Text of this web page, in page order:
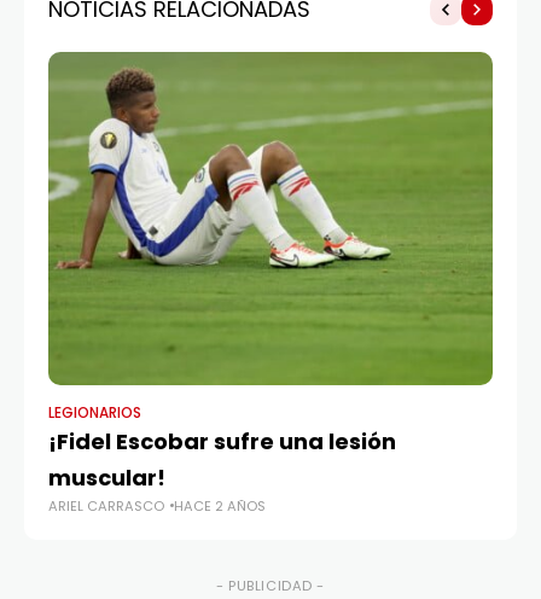
NOTICIAS RELACIONADAS
LEGIONARIOS
¡Fidel Escobar sufre una lesión
muscular!
ARIEL CARRASCO HACE 2 AÑOS
- PUBLICIDAD -